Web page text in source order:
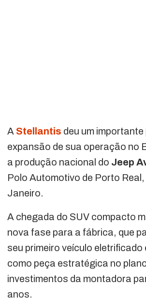
A Stellantis deu um
expansão de sua operação no
a produção nacional do Jeep
Polo Automotivo de Porto Real,
Janeiro.
A chegada do SUV compacto
nova fase para a fábrica, que
seu primeiro veículo eletrificado
como peça estratégica no
investimentos da montadora
anos.